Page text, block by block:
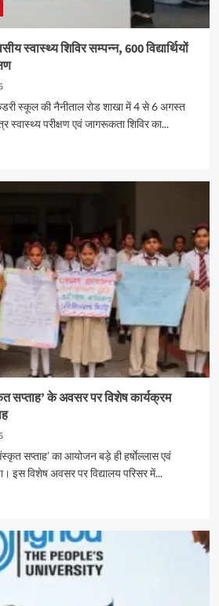
स्वास्थ्य शिविर सम्पन्न, 600 विद्यार्थियों
स्कूल की नैनीताल रोड शाखा में 4 से 6 अगस्त
स्वास्थ्य परीक्षण एवं जागरूकता शिविर का...
सप्ताह’ के अवसर पर विशेष कार्यक्रम
सप्ताह’ का आयोजन बड़े ही हर्षाेल्लास एवं
इस विशेष अवसर पर विद्यालय परिसर में...